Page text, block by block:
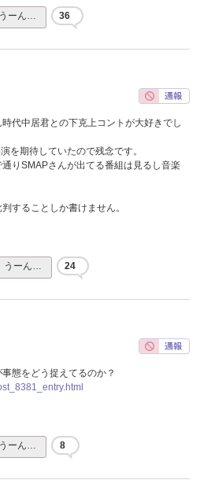
うーん… 36
代中居君との下克上コントが大好きでし
を期待していたので残念です。
りSMAPさんが出てる番組は見るし音楽
することしか書けません。
うーん… 24
態をどう捉えてるのか？
うーん… 8